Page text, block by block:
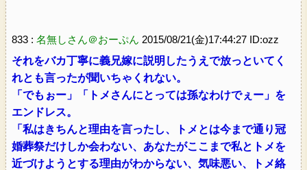
833 : 名無しさん＠おーぷん 2015/08/21(金)17:44:27 ID:ozz
それをバカ丁寧に義兄嫁に説明したうえで放っといてく
れとも言ったが聞いちゃくれない。
「でもぉー」「トメさんにとっては孫なわけでぇー」を
エンドレス。
「私はきちんと理由を言ったし、トメとは今まで通り冠
婚葬祭だけしか会わない、あなたがここまで私とトメを
近づけようとする理由がわからない、気味悪い、トメ絡